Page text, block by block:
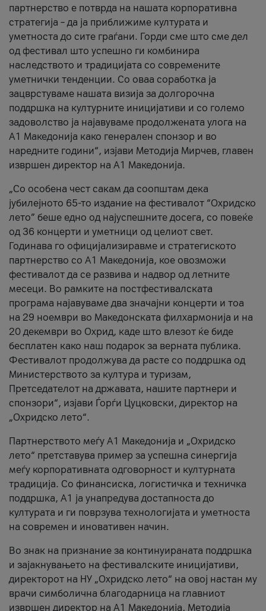
партнерство е потврда на нашата корпоративна
стратегија – да ја приближиме културата и
уметноста до сите граѓани. Горди сме што сме дел
од фестивал што успешно ги комбинира
наследството и традицијата со современите
уметнички тенденции. Со оваа соработка ја
зацврстуваме нашата визија за долгорочна
поддршка на културните иницијативи и со големо
задоволство ја најавуваме продолжената улога на
A1 Македонија како генерален спонзор и во
наредните години“, изјави Методија Мирчев, главен
извршен директор на A1 Македонија.
„Со особена чест сакам да соопштам дека
јубилејното 65-то издание на фестивалот “Охридско
лето” беше едно од најуспешните досега, со повеќе
од 36 концерти и уметници од целиот свет.
Годинава го официјализиравме и стратегиското
партнерство со А1 Македонија, кое овозможи
фестивалот да се развива и надвор од летните
месеци. Во рамките на постфестивалската
програма најавуваме два значајни концерти и тоа
на 29 ноември во Македонската филхармонија и на
20 декември во Охрид, каде што влезот ќе биде
бесплатен како наш подарок за верната публика.
Фестивалот продолжува да расте со поддршка од
Министерството за култура и туризам,
Претседателот на државата, нашите партнери и
спонзори“, изјави Ѓорѓи Цуцковски, директор на
„Охридско лето“.
Партнерството меѓу A1 Македонија и „Охридско
лето“ претставува пример за успешна синергија
меѓу корпоративната одговорност и културната
традиција. Со финансиска, логистичка и техничка
поддршка, A1 ја унапредува достапноста до
културата и ги поврзува технологијата и уметноста
на современ и иновативен начин.
Во знак на признание за континуираната поддршка
и зајакнувањето на фестивалските иницијативи,
директорот на НУ „Охридско лето“ на овој настан му
врачи симболична благодарница на главниот
извршен директор на A1 Македонија, Методија